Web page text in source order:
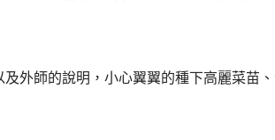
外師的說明，小心翼翼的種下高麗菜苗